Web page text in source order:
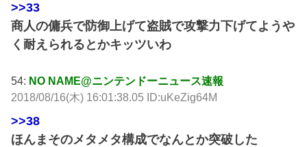
>>33
商人の傭兵で防御上げて盗賊で攻撃力下げてようや
く耐えられるとかキッツいわ
54: NO NAME@ニンテンドーニュース速報
2018/08/16(木) 16:01:38.05 ID:uKeZig64M
>>38
ほんまそのメタメタ構成でなんとか突破した